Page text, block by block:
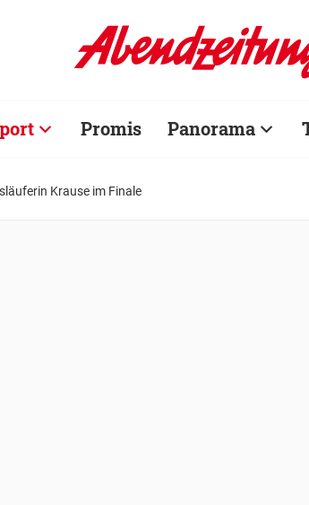
Promis Panorama
Krause im Finale